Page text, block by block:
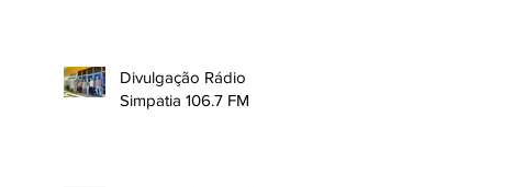
Divulgação Rádio
Simpatia 106.7 FM